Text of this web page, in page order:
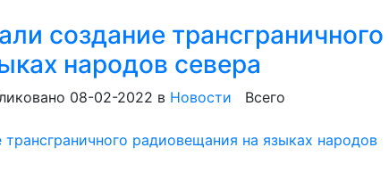
создание трансграничного
народов севера
08-02-2022 в Новости Всего